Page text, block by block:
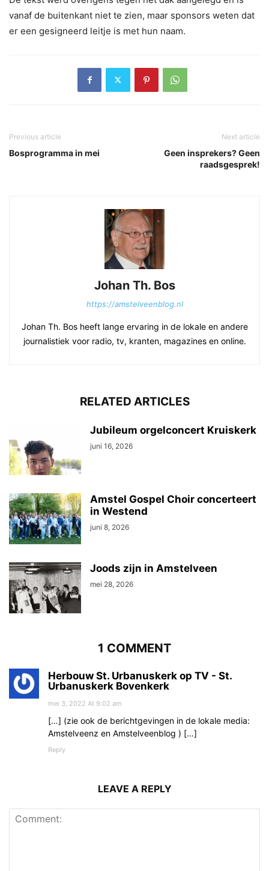
vanaf de buitenkant niet te zien, maar sponsors weten dat
er een gesigneerd leitje is met hun naam.
Previous article
Bosprogramma in mei
Next article
Geen insprekers? Geen
raadsgesprek!
Johan Th. Bos
https://amstelveenblog.nl
Johan Th. Bos heeft lange ervaring in de lokale en andere
journalistiek voor radio, tv, kranten, magazines en online.
RELATED ARTICLES
Jubileum orgelconcert Kruiskerk
juni 16, 2026
Amstel Gospel Choir concerteert
in Westend
juni 8, 2026
Joods zijn in Amstelveen
mei 28, 2026
1 COMMENT
Herbouw St. Urbanuskerk op TV - St.
Urbanuskerk Bovenkerk
mei 3, 2022 At 9:02 am
[…] (zie ook de berichtgevingen in de lokale media:
Amstelveenz en Amstelveenblog ) […]
Reply
LEAVE A REPLY